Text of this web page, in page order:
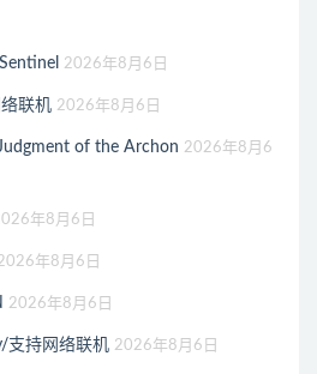
2026年8月6日
联机 2026年8月6日
of the Archon 2026年8月6
年8月6日
年8月6日
2026年8月6日
支持网络联机 2026年8月6日